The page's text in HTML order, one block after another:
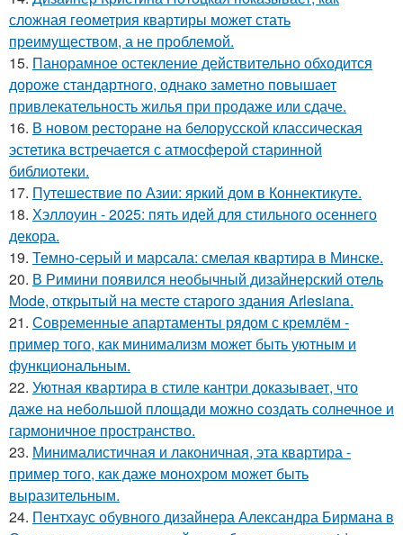
сложная геометрия квартиры может стать
преимуществом, а не проблемой.
15. Панорамное остекление действительно обходится
дороже стандартного, однако заметно повышает
привлекательность жилья при продаже или сдаче.
16. В новом ресторане на белорусской классическая
эстетика встречается с атмосферой старинной
библиотеки.
17. Путешествие по Азии: яркий дом в Коннектикуте.
18. Хэллоуин - 2025: пять идей для стильного осеннего
декора.
19. Темно-серый и марсала: смелая квартира в Минске.
20. В Римини появился необычный дизайнерский отель
Mode, открытый на месте старого здания Arlesiana.
21. Современные апартаменты рядом с кремлём -
пример того, как минимализм может быть уютным и
функциональным.
22. Уютная квартира в стиле кантри доказывает, что
даже на небольшой площади можно создать солнечное и
гармоничное пространство.
23. Минималистичная и лаконичная, эта квартира -
пример того, как даже монохром может быть
выразительным.
24. Пентхаус обувного дизайнера Александра Бирмана в